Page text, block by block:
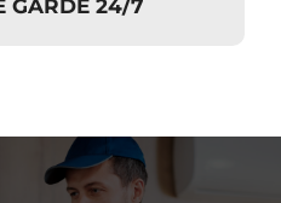
GARDE 24/7